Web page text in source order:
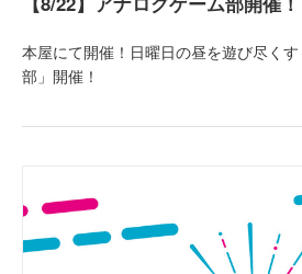
本屋にて開催！日曜日の昼を遊び尽く
部」開催！